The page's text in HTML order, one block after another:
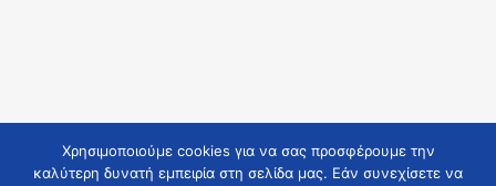
Χρησιμοποιούμε cookies για να σας προσφέρουμε την
καλύτερη δυνατή εμπειρία στη σελίδα μας. Εάν συνεχίσετε να